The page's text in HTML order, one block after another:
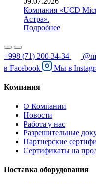
Компания «UCD
Астра».
Подробнее
+998 (71) 200-34-34
в Facebook Мы в
Компания
О Компании
Новости
Работа у нас
Разрешительные
Партнерские
Сертификаты на
Поставка оборудования